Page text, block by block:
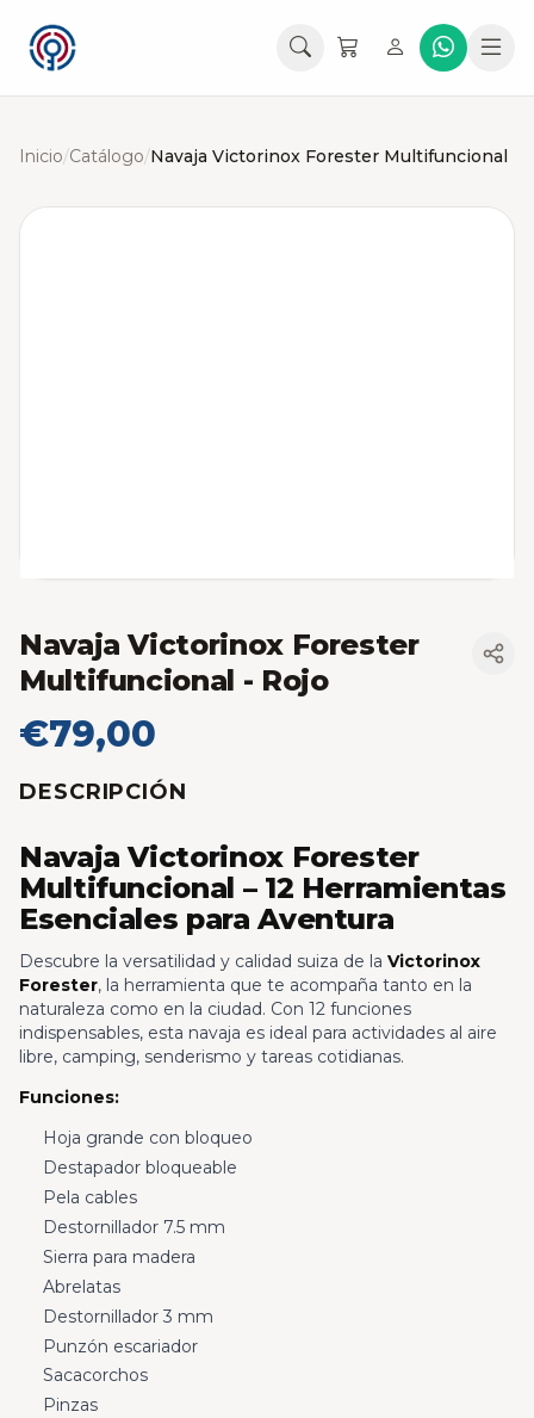
Inicio/Catálogo/Navaja Victorinox Forester Multifuncional
Navaja Victorinox Forester
Multifuncional - Rojo
€79,00
DESCRIPCIÓN
Navaja Victorinox Forester
Multifuncional – 12 Herramientas
Esenciales para Aventura
Descubre la versatilidad y calidad suiza de la Victorinox
Forester, la herramienta que te acompaña tanto en la
naturaleza como en la ciudad. Con 12 funciones
indispensables, esta navaja es ideal para actividades al aire
libre, camping, senderismo y tareas cotidianas.
Funciones:
Hoja grande con bloqueo
Destapador bloqueable
Pela cables
Destornillador 7.5 mm
Sierra para madera
Abrelatas
Destornillador 3 mm
Punzón escariador
Sacacorchos
Pinzas